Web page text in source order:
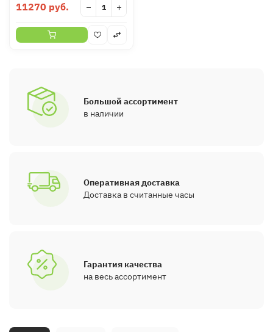
11270 руб. − +
Большой ассортимент
в наличии
Оперативная доставка
Доставка в считанные часы
Гарантия качества
на весь ассортимент